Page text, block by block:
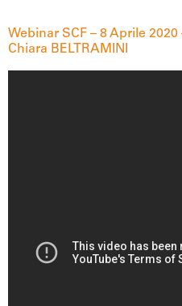
Webinar SCF – 8 Aprile
Chiara BELTRAMINI